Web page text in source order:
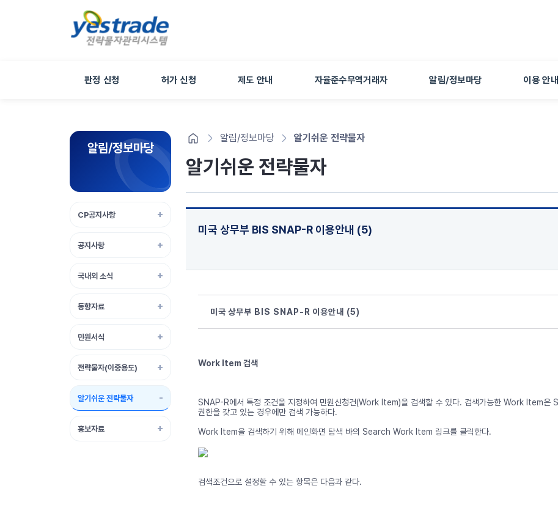
판정 신청 허가 신청 제도 안내 자율준수무역거래자 알림/정보마당 이용 안내
알림/정보마당
CP공지사항
공지사항
국내외 소식
동향자료
민원서식
전략물자(이중용도)
알기쉬운 전략물자
홍보자료
알림/정보마당 알기쉬운 전략물자
알기쉬운 전략물자
미국 상무부 BIS SNAP-R 이용안내 (5)
미국 상무부 BIS SNAP-R 이용안내 (5)
Work Item 검색
SNAP-R에서 특정 조건을 지정하여 민원신청건(Work Item)을 검색할 수 있다. 검색가능한 Work Item은
권한을 갖고 있는 경우에만 검색 가능하다.
Work Item을 검색하기 위해 메인화면 탐색 바의 Search Work Item 링크를 클릭한다.
검색조건으로 설정할 수 있는 항목은 다음과 같다.